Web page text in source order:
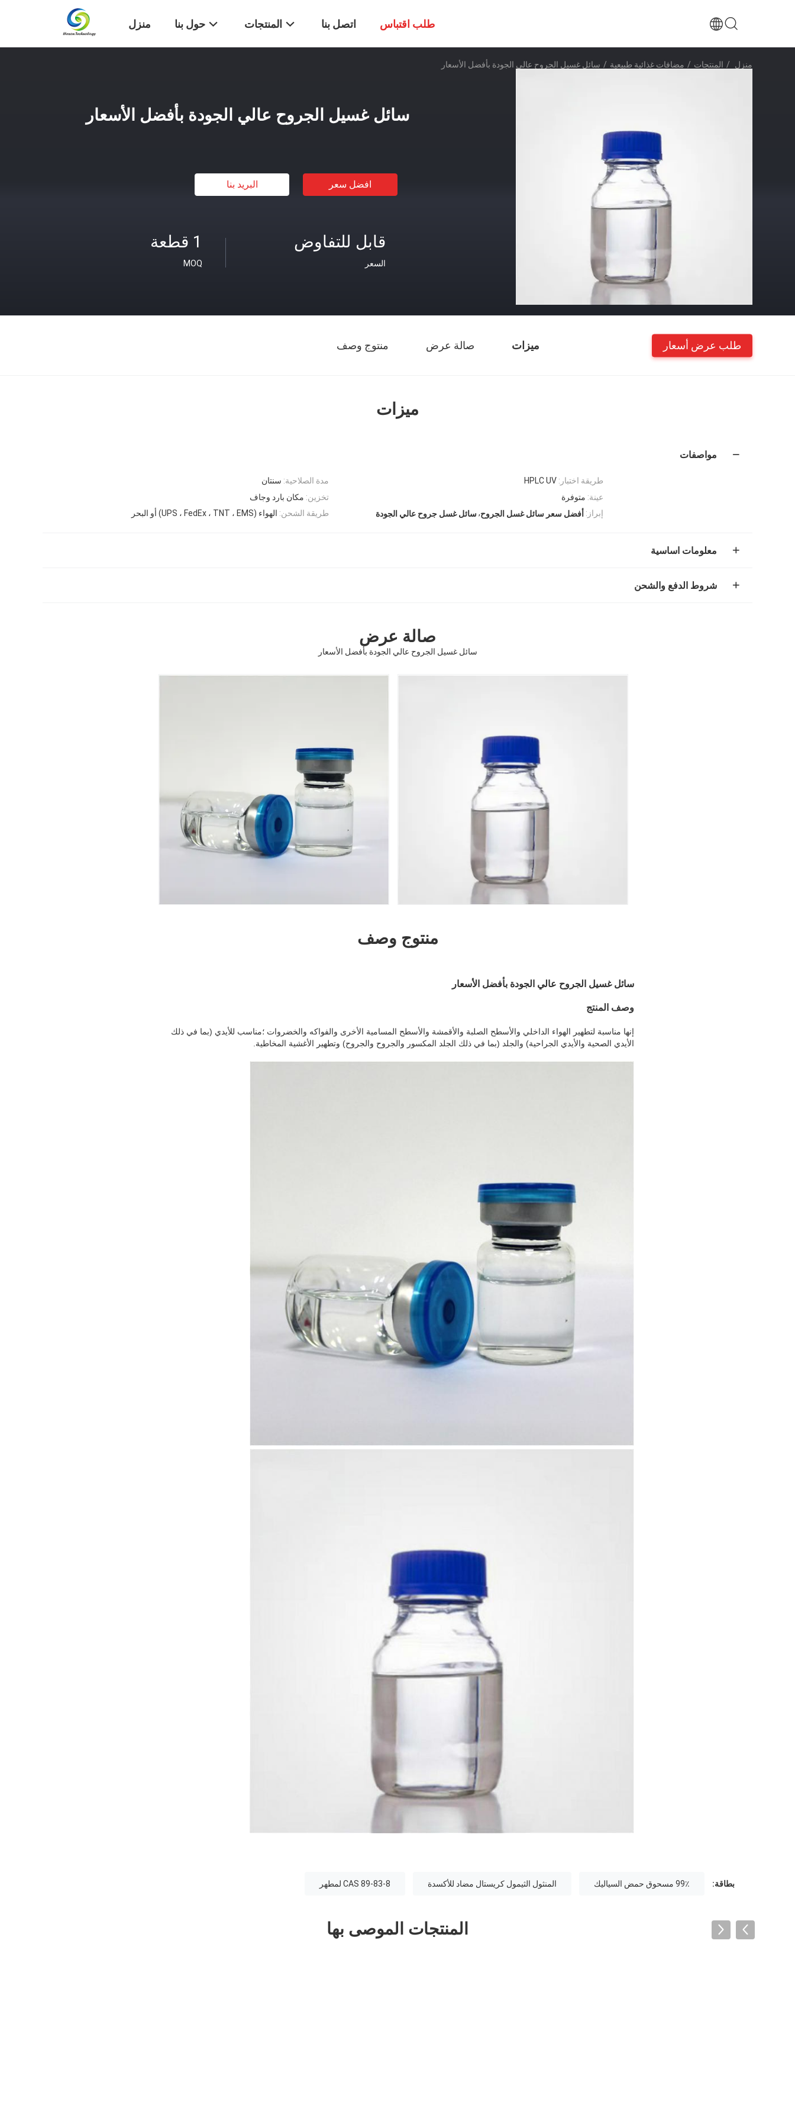
منزل حول بنا المنتجات اتصل بنا طلب اقتباس
منزل / المنتجات / مضافات غذائية طبيعية / سائل غسيل الجروح عالي الجودة بأفضل الأسعار
سائل غسيل الجروح عالي الجودة بأفضل الأسعار
افضل سعر البريد بنا
1 قطعة
MOQ
قابل للتفاوض
السعر
ميزات صالة عرض منتوج وصف طلب عرض أسعار
ميزات
مواصفات
مدة الصلاحية: سنتان طريقة اختبار: HPLC UV
تخزين: مكان بارد وجاف عينة: متوفرة
طريقة الشحن: الهواء (UPS ، FedEx ، TNT ، EMS) أو البحر إبراز: أفضل سعر سائل غسل الجروح,سائل غسل جروح عالي الجودة
معلومات اساسية
شروط الدفع والشحن
صالة عرض
سائل غسيل الجروح عالي الجودة بأفضل الأسعار
منتوج وصف
سائل غسيل الجروح عالي الجودة بأفضل الأسعار
وصف المنتج
إنها مناسبة لتطهير الهواء الداخلي والأسطح الصلبة والأقمشة والأسطح المسامية الأخرى والفواكه والخضروات ؛مناسب للأيدي (بما في ذلك
الأيدي الصحية والأيدي الجراحية) والجلد (بما في ذلك الجلد المكسور والجروح والجروح) وتطهير الأغشية المخاطية.
بطاقة: 99٪ مسحوق حمض السياليك المنثول الثيمول كريستال مضاد للأكسدة CAS 89-83-8 لمطهر
المنتجات الموصى بها